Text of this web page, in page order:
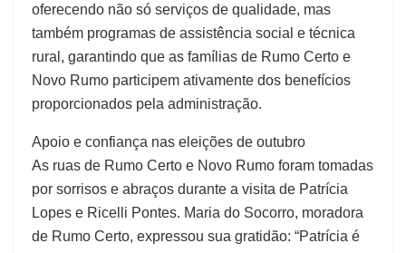
oferecendo não só serviços de qualidade, mas
também programas de assistência social e técnica
rural, garantindo que as famílias de Rumo Certo e
Novo Rumo participem ativamente dos benefícios
proporcionados pela administração.
Apoio e confiança nas eleições de outubro
As ruas de Rumo Certo e Novo Rumo foram tomadas
por sorrisos e abraços durante a visita de Patrícia
Lopes e Ricelli Pontes. Maria do Socorro, moradora
de Rumo Certo, expressou sua gratidão: “Patrícia é